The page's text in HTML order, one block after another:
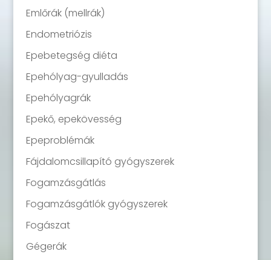
Emlőrák (mellrák)
Endometriózis
Epebetegség diéta
Epehólyag-gyulladás
Epehólyagrák
Epekő, epekövesség
Epeproblémák
Fájdalomcsillapító gyógyszerek
Fogamzásgátlás
Fogamzásgátlók gyógyszerek
Fogászat
Gégerák